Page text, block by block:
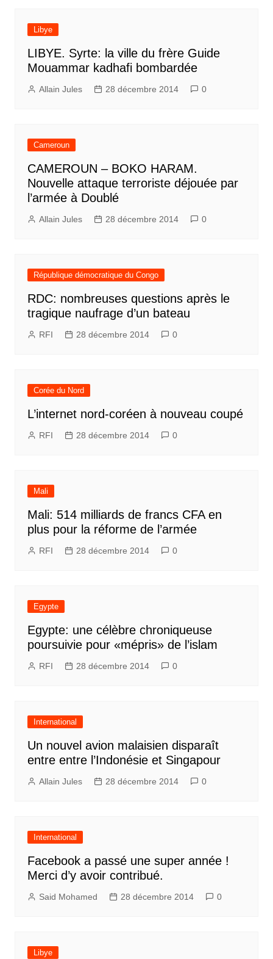
Libye
LIBYE. Syrte: la ville du frère Guide
Mouammar kadhafi bombardée
Allain Jules 28 décembre 2014 0
Cameroun
CAMEROUN – BOKO HARAM.
Nouvelle attaque terroriste déjouée par
l’armée à Doublé
Allain Jules 28 décembre 2014 0
République démocratique du Congo
RDC: nombreuses questions après le
tragique naufrage d’un bateau
RFI 28 décembre 2014 0
Corée du Nord
L’internet nord-coréen à nouveau coupé
RFI 28 décembre 2014 0
Mali
Mali: 514 milliards de francs CFA en
plus pour la réforme de l’armée
RFI 28 décembre 2014 0
Egypte
Egypte: une célèbre chroniqueuse
poursuivie pour «mépris» de l’islam
RFI 28 décembre 2014 0
International
Un nouvel avion malaisien disparaît
entre entre l’Indonésie et Singapour
Allain Jules 28 décembre 2014 0
International
Facebook a passé une super année !
Merci d’y avoir contribué.
Said Mohamed 28 décembre 2014 0
Libye